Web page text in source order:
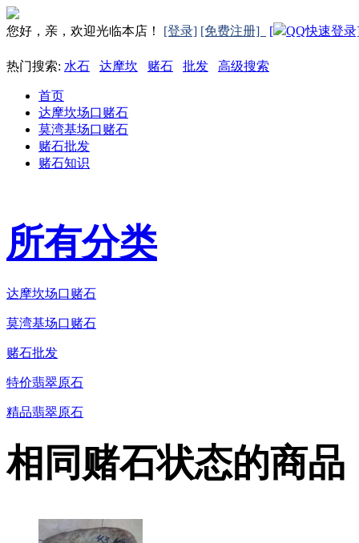
您好，亲，欢迎光临本店！ [登录] [免费注册] [ QQ快速登
热门搜索: 水石 达摩坎 赌石 批发 高级搜索
首页
达摩坎场口赌石
莫湾基场口赌石
赌石批发
赌石知识
所有分类
达摩坎场口赌石
莫湾基场口赌石
赌石批发
特价翡翠原石
精品翡翠原石
相同赌石状态的商品